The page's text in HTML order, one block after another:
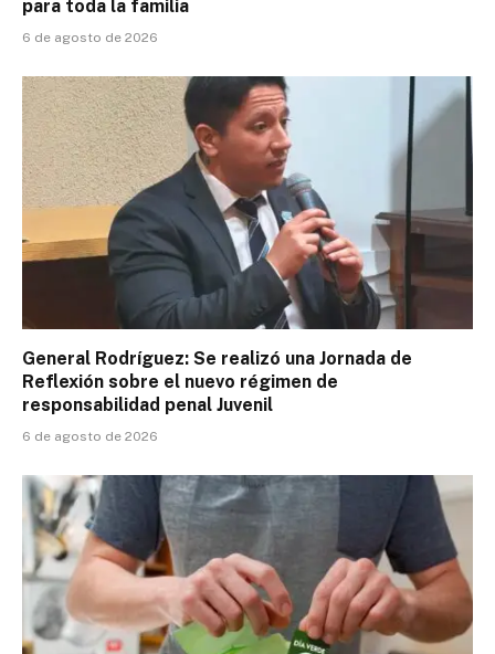
para toda la familia
6 de agosto de 2026
General Rodríguez: Se realizó una Jornada de
Reflexión sobre el nuevo régimen de
responsabilidad penal Juvenil
6 de agosto de 2026